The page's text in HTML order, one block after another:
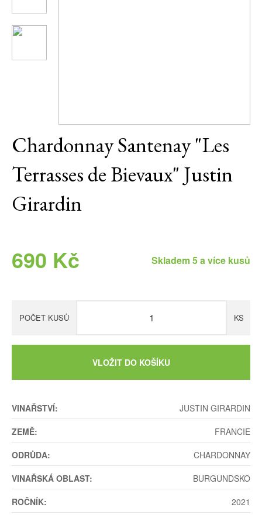
Chardonnay Santenay "Les
Terrasses de Bievaux" Justin
Girardin
690 Kč Skladem 5 a více kusů
POČET KUSŮ KS
VLOŽIT DO KOŠÍKU
VINAŘSTVÍ:
JUSTIN GIRARDIN
ZEMĚ:
FRANCIE
ODRŮDA:
CHARDONNAY
VINAŘSKÁ OBLAST:
BURGUNDSKO
ROČNÍK:
2021